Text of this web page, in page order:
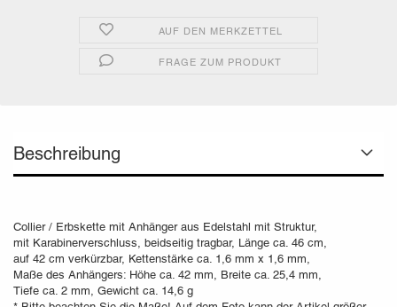
AUF DEN MERKZETTEL
FRAGE ZUM PRODUKT
Beschreibung
Collier / Erbskette mit Anhänger aus Edelstahl mit Struktur,
mit Karabinerverschluss, beidseitig tragbar, Länge ca. 46 cm,
auf 42 cm verkürzbar, Kettenstärke ca. 1,6 mm x 1,6 mm,
Maße des Anhängers: Höhe ca. 42 mm, Breite ca. 25,4 mm,
Tiefe ca. 2 mm, Gewicht ca. 14,6 g